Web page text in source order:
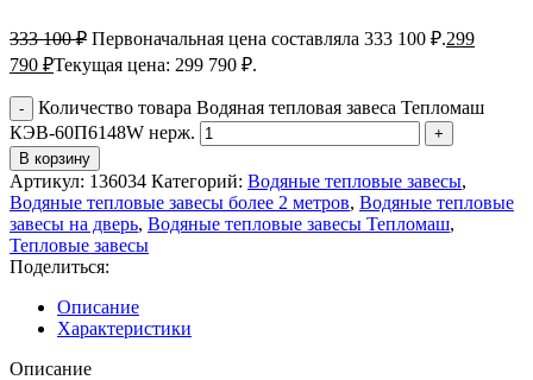
333 100₽ Первоначальная цена составляла 333 100 ₽.299
790 ₽Текущая цена: 299 790 ₽.
Количество товара Водяная тепловая завеса Тепломаш
КЭВ-60П6148W нерж.
В корзину
Артикул: 136034 Категорий: Водяные тепловые завесы,
Водяные тепловые завесы более 2 метров, Водяные тепловые
завесы на дверь, Водяные тепловые завесы Тепломаш,
Тепловые завесы
Поделиться:
Описание
Характеристики
Описание